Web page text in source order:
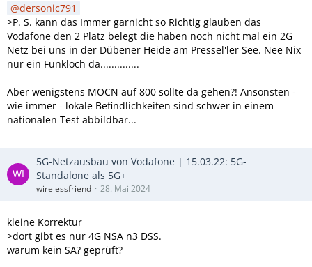
dersonic791
>P. S. kann das Immer garnicht so Richtig glauben das
Vodafone den 2 Platz belegt die haben noch nicht mal ein 2G
Netz bei uns in der Dübener Heide am Pressel'ler See. Nee Nix
nur ein Funkloch da..............
Aber wenigstens MOCN auf 800 sollte da gehen?! Ansonsten -
wie immer - lokale Befindlichkeiten sind schwer in einem
nationalen Test abbildbar...
5G-Netzausbau von Vodafone | 15.03.22: 5G-
Standalone als 5G+
wirelessfriend 28. Mai 2024
kleine Korrektur
>dort gibt es nur 4G NSA n3 DSS.
warum kein SA? geprüft?